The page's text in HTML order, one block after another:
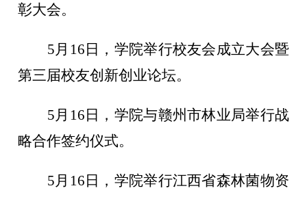
彰大会。
5月16日，学院举行校友会成立大会暨
第三届校友创新创业论坛。
5月16日，学院与赣州市林业局举行战
略合作签约仪式。
5月16日，学院举行江西省森林菌物资